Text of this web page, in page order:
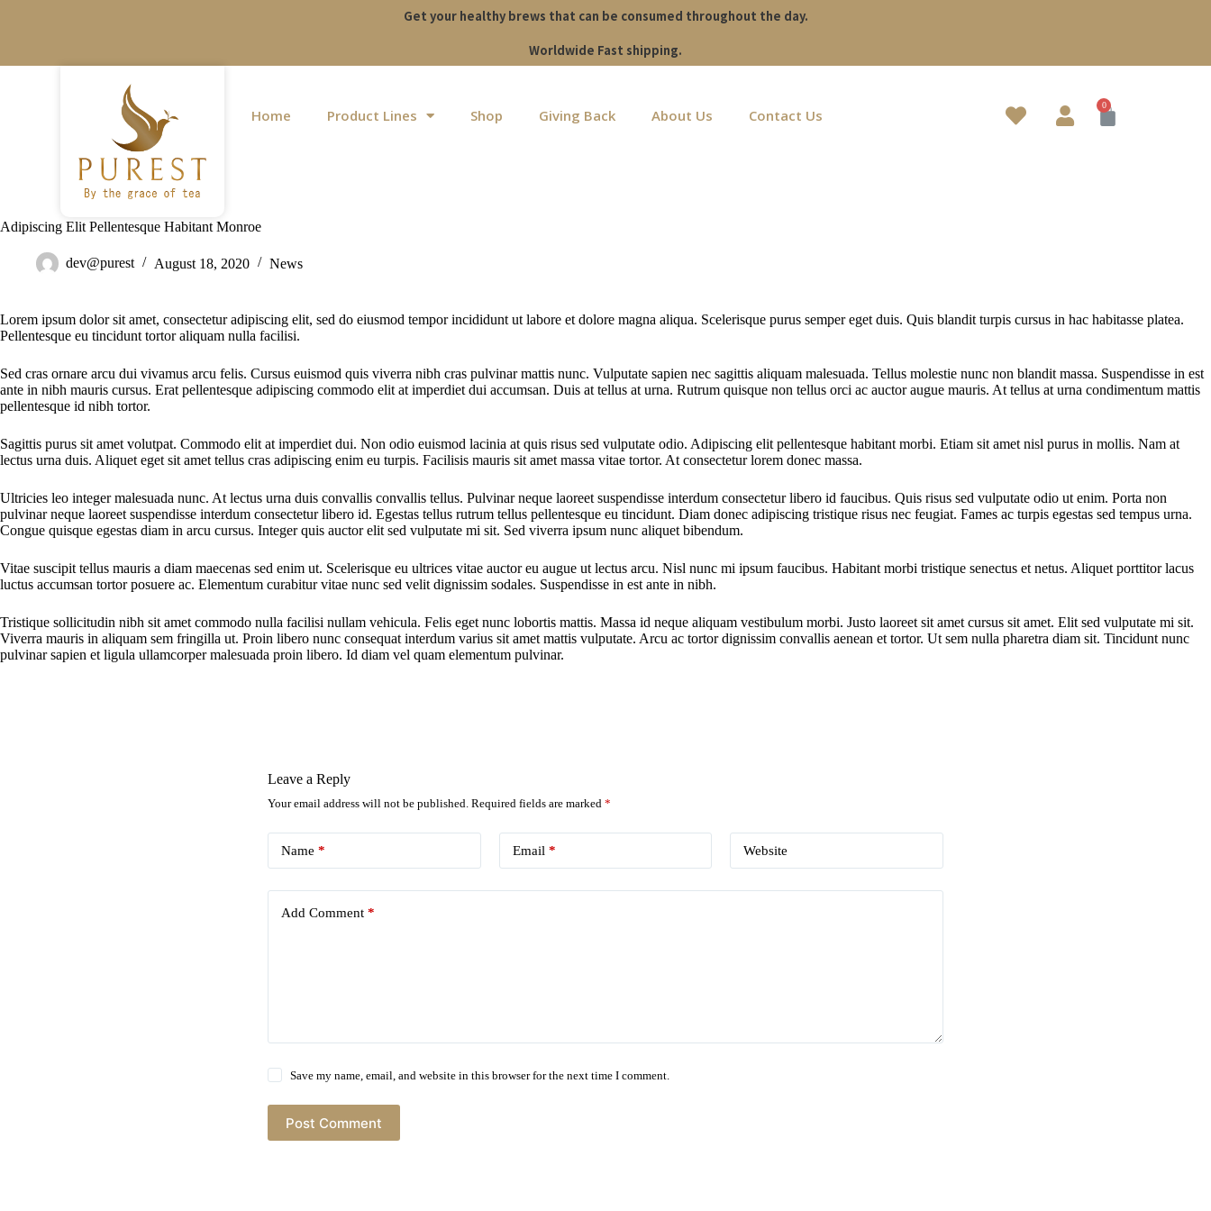
p
Get your healthy brews that can be consumed throughout the day.
Worldwide Fast shipping.
Home Product Lines Shop Giving Back About Us Contact Us
Adipiscing Elit Pellentesque Habitant Monroe
dev@purest August 18, 2020 News
Lorem ipsum dolor sit amet, consectetur adipiscing elit, sed do eiusmod tempor incididunt ut labore et dolore magna aliqua. Scelerisque purus semper eget duis. Quis blandit turpis cursus in hac habitasse platea.
Pellentesque eu tincidunt tortor aliquam nulla facilisi.
Sed cras ornare arcu dui vivamus arcu felis. Cursus euismod quis viverra nibh cras pulvinar mattis nunc. Vulputate sapien nec sagittis aliquam malesuada. Tellus molestie nunc non blandit massa. Suspendisse in est
ante in nibh mauris cursus. Erat pellentesque adipiscing commodo elit at imperdiet dui accumsan. Duis at tellus at urna. Rutrum quisque non tellus orci ac auctor augue mauris. At tellus at urna condimentum mattis
pellentesque id nibh tortor.
Sagittis purus sit amet volutpat. Commodo elit at imperdiet dui. Non odio euismod lacinia at quis risus sed vulputate odio. Adipiscing elit pellentesque habitant morbi. Etiam sit amet nisl purus in mollis. Nam at
lectus urna duis. Aliquet eget sit amet tellus cras adipiscing enim eu turpis. Facilisis mauris sit amet massa vitae tortor. At consectetur lorem donec massa.
Ultricies leo integer malesuada nunc. At lectus urna duis convallis convallis tellus. Pulvinar neque laoreet suspendisse interdum consectetur libero id faucibus. Quis risus sed vulputate odio ut enim. Porta non
pulvinar neque laoreet suspendisse interdum consectetur libero id. Egestas tellus rutrum tellus pellentesque eu tincidunt. Diam donec adipiscing tristique risus nec feugiat. Fames ac turpis egestas sed tempus urna.
Congue quisque egestas diam in arcu cursus. Integer quis auctor elit sed vulputate mi sit. Sed viverra ipsum nunc aliquet bibendum.
Vitae suscipit tellus mauris a diam maecenas sed enim ut. Scelerisque eu ultrices vitae auctor eu augue ut lectus arcu. Nisl nunc mi ipsum faucibus. Habitant morbi tristique senectus et netus. Aliquet porttitor lacus
luctus accumsan tortor posuere ac. Elementum curabitur vitae nunc sed velit dignissim sodales. Suspendisse in est ante in nibh.
Tristique sollicitudin nibh sit amet commodo nulla facilisi nullam vehicula. Felis eget nunc lobortis mattis. Massa id neque aliquam vestibulum morbi. Justo laoreet sit amet cursus sit amet. Elit sed vulputate mi sit.
Viverra mauris in aliquam sem fringilla ut. Proin libero nunc consequat interdum varius sit amet mattis vulputate. Arcu ac tortor dignissim convallis aenean et tortor. Ut sem nulla pharetra diam sit. Tincidunt nunc
pulvinar sapien et ligula ullamcorper malesuada proin libero. Id diam vel quam elementum pulvinar.
Leave a Reply
Your email address will not be published. Required fields are marked *
Name * Email * Website
Add Comment *
Save my name, email, and website in this browser for the next time I comment.
Post Comment